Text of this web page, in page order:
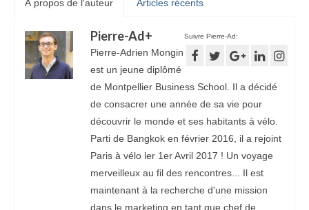
À propos de l'auteur Articles récents
Suivre Pierre-Ad:
Pierre-Ad+
Pierre-Adrien Mongin
est un jeune diplômé
de Montpellier Business School. Il a décidé
de consacrer une année de sa vie pour
découvrir le monde et ses habitants à vélo.
Parti de Bangkok en février 2016, il a rejoint
Paris à vélo ler 1er Avril 2017 ! Un voyage
merveilleux au fil des rencontres... Il est
maintenant à la recherche d'une mission
dans le marketing en tant que chef de